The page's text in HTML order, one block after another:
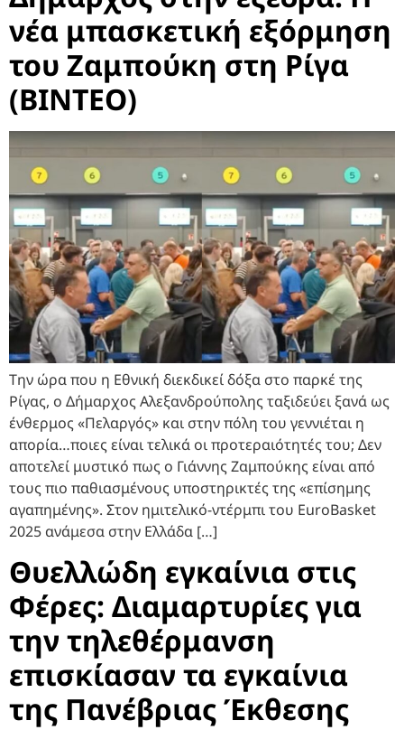
νέα μπασκετική εξόρμηση
του Ζαμπούκη στη Ρίγα
(BINTEO)
Την ώρα που η Εθνική διεκδικεί δόξα στο παρκέ της
Ρίγας, ο Δήμαρχος Αλεξανδρούπολης ταξιδεύει ξανά ως
ένθερμος «Πελαργός» και στην πόλη του γεννιέται η
απορία…ποιες είναι τελικά οι προτεραιότητές του; Δεν
αποτελεί μυστικό πως ο Γιάννης Ζαμπούκης είναι από
τους πιο παθιασμένους υποστηρικτές της «επίσημης
αγαπημένης». Στον ημιτελικό-ντέρμπι του EuroBasket
2025 ανάμεσα στην Ελλάδα […]
Θυελλώδη εγκαίνια στις
Φέρες: Διαμαρτυρίες για
την τηλεθέρμανση
επισκίασαν τα εγκαίνια
της Πανέβριας Έκθεσης